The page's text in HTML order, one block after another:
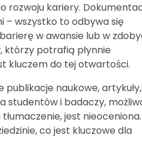
rozwoju kariery.
– wszystko to odbywa się
w awansie lub w
którzy potrafią płynnie
kluczem do tej otwartości.
publikacje naukowe, artykuły,
studentów i badaczy,
jest nieoceniona.
co jest kluczowe dla